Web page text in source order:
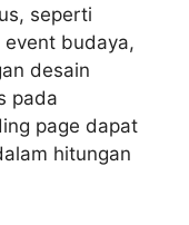
seperti
event budaya,
desain
pada
page dapat
hitungan